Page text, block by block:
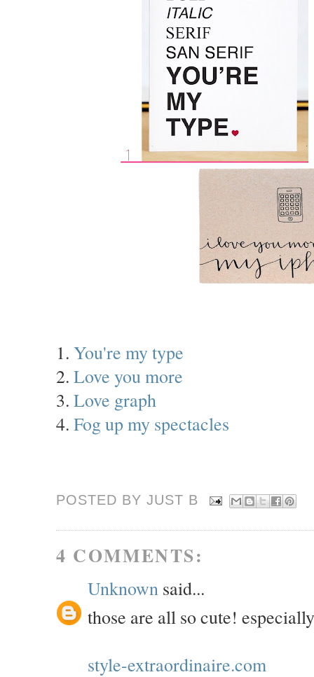
1. You're my type
2. Love you more
3. Love graph
4. Fog up my spectacles
POSTED BY JUST B
4 COMMENTS:
Unknown said...
those are all so cute!
style-extraordinaire.com